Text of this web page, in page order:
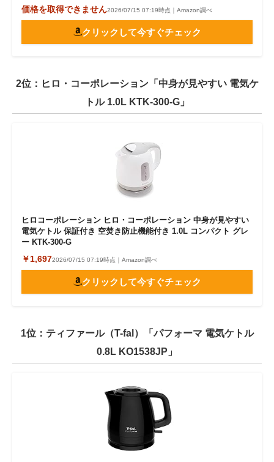
価格を取得できません2026/07/15 07:19時点｜Amazon調べ
クリックして今すぐチェック
2位：ヒロ・コーポレーション「中身が見やすい 電気ケ
トル 1.0L KTK-300-G」
ヒロコーポレーション ヒロ・コーポレーション 中身が見やすい
電気ケトル 保証付き 空焚き防止機能付き 1.0L コンパクト グレ
ー KTK-300-G
￥1,6972026/07/15 07:19時点｜Amazon調べ
クリックして今すぐチェック
1位：ティファール（T-fal）「パフォーマ 電気ケトル
0.8L KO1538JP」